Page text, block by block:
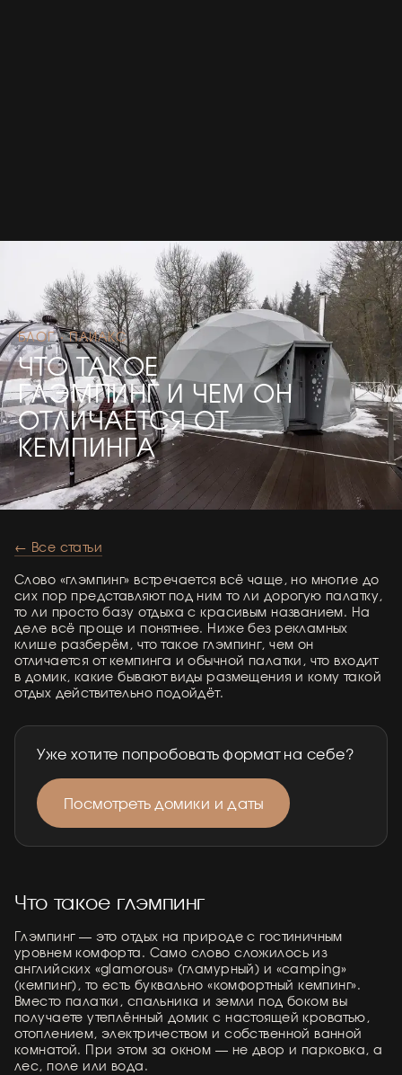
БЛОГ · ПАИАКС
ЧТО ТАКОЕ
ГЛЭМПИНГ И ЧЕМ ОН
ОТЛИЧАЕТСЯ ОТ
КЕМПИНГА
← Все статьи
Слово «глэмпинг» встречается всё чаще, но многие до
сих пор представляют под ним то ли дорогую палатку,
то ли просто базу отдыха с красивым названием. На
деле всё проще и понятнее. Ниже без рекламных
клише разберём, что такое глэмпинг, чем он
отличается от кемпинга и обычной палатки, что входит
в домик, какие бывают виды размещения и кому такой
отдых действительно подойдёт.
Уже хотите попробовать формат на себе?
Посмотреть домики и даты
Что такое глэмпинг
Глэмпинг — это отдых на природе с гостиничным
уровнем комфорта. Само слово сложилось из
английских «glamorous» (гламурный) и «camping»
(кемпинг), то есть буквально «комфортный кемпинг».
Вместо палатки, спальника и земли под боком вы
получаете утеплённый домик с настоящей кроватью,
отоплением, электричеством и собственной ванной
комнатой. При этом за окном — не двор и парковка, а
лес, поле или вода.